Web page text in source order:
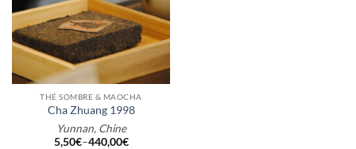
THÉ SOMBRE & MAOCHA
Cha Zhuang 1998
Yunnan, Chine
5,50€–440,00€